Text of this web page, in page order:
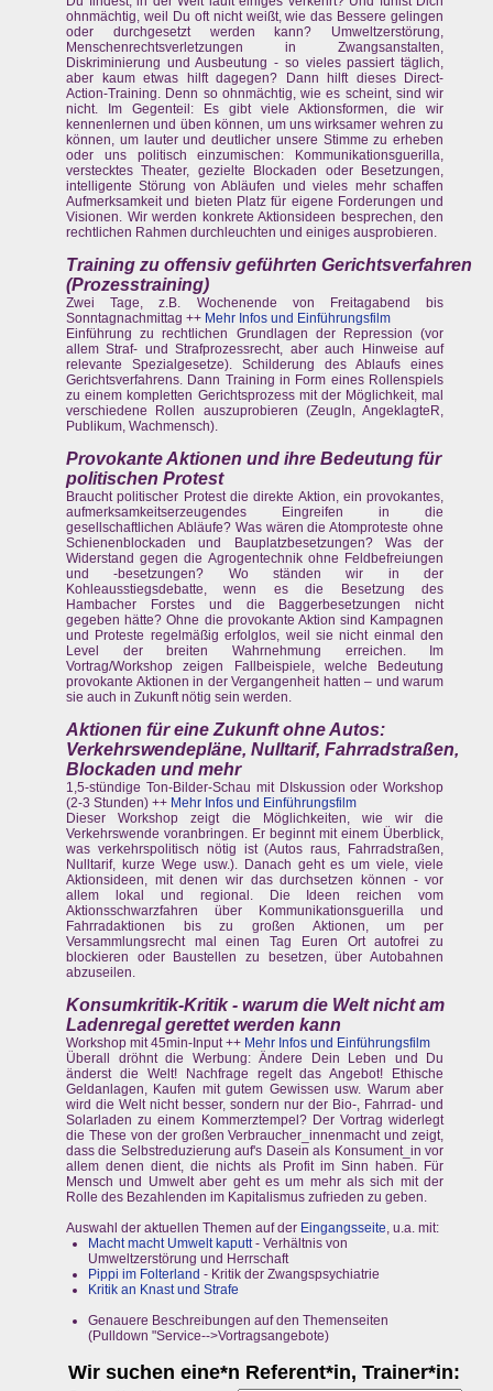
ohnmächtig, weil Du oft nicht weißt, wie das Bessere gelingen
oder durchgesetzt werden kann? Umweltzerstörung,
Menschenrechtsverletzungen in Zwangsanstalten,
Diskriminierung und Ausbeutung - so vieles passiert täglich,
aber kaum etwas hilft dagegen? Dann hilft dieses Direct-
Action-Training. Denn so ohnmächtig, wie es scheint, sind wir
nicht. Im Gegenteil: Es gibt viele Aktionsformen, die wir
kennenlernen und üben können, um uns wirksamer wehren zu
können, um lauter und deutlicher unsere Stimme zu erheben
oder uns politisch einzumischen: Kommunikationsguerilla,
verstecktes Theater, gezielte Blockaden oder Besetzungen,
intelligente Störung von Abläufen und vieles mehr schaffen
Aufmerksamkeit und bieten Platz für eigene Forderungen und
Visionen. Wir werden konkrete Aktionsideen besprechen, den
rechtlichen Rahmen durchleuchten und einiges ausprobieren.
Training zu offensiv geführten Gerichtsverfahren
(Prozesstraining)
Zwei Tage, z.B. Wochenende von Freitagabend bis
Sonntagnachmittag ++ Mehr Infos und Einführungsfilm
Einführung zu rechtlichen Grundlagen der Repression (vor
allem Straf- und Strafprozessrecht, aber auch Hinweise auf
relevante Spezialgesetze). Schilderung des Ablaufs eines
Gerichtsverfahrens. Dann Training in Form eines Rollenspiels
zu einem kompletten Gerichtsprozess mit der Möglichkeit, mal
verschiedene Rollen auszuprobieren (ZeugIn, AngeklagteR,
Publikum, Wachmensch).
Provokante Aktionen und ihre Bedeutung für
politischen Protest
Braucht politischer Protest die direkte Aktion, ein provokantes,
aufmerksamkeitserzeugendes Eingreifen in die
gesellschaftlichen Abläufe? Was wären die Atomproteste ohne
Schienenblockaden und Bauplatzbesetzungen? Was der
Widerstand gegen die Agrogentechnik ohne Feldbefreiungen
und -besetzungen? Wo ständen wir in der
Kohleausstiegsdebatte, wenn es die Besetzung des
Hambacher Forstes und die Baggerbesetzungen nicht
gegeben hätte? Ohne die provokante Aktion sind Kampagnen
und Proteste regelmäßig erfolglos, weil sie nicht einmal den
Level der breiten Wahrnehmung erreichen. Im
Vortrag/Workshop zeigen Fallbeispiele, welche Bedeutung
provokante Aktionen in der Vergangenheit hatten – und warum
sie auch in Zukunft nötig sein werden.
Aktionen für eine Zukunft ohne Autos:
Verkehrswendepläne, Nulltarif, Fahrradstraßen,
Blockaden und mehr
1,5-stündige Ton-Bilder-Schau mit DIskussion oder Workshop
(2-3 Stunden) ++ Mehr Infos und Einführungsfilm
Dieser Workshop zeigt die Möglichkeiten, wie wir die
Verkehrswende voranbringen. Er beginnt mit einem Überblick,
was verkehrspolitisch nötig ist (Autos raus, Fahrradstraßen,
Nulltarif, kurze Wege usw.). Danach geht es um viele, viele
Aktionsideen, mit denen wir das durchsetzen können - vor
allem lokal und regional. Die Ideen reichen vom
Aktionsschwarzfahren über Kommunikationsguerilla und
Fahrradaktionen bis zu großen Aktionen, um per
Versammlungsrecht mal einen Tag Euren Ort autofrei zu
blockieren oder Baustellen zu besetzen, über Autobahnen
abzuseilen.
Konsumkritik-Kritik - warum die Welt nicht am
Ladenregal gerettet werden kann
Workshop mit 45min-Input ++ Mehr Infos und Einführungsfilm
Überall dröhnt die Werbung: Ändere Dein Leben und Du
änderst die Welt! Nachfrage regelt das Angebot! Ethische
Geldanlagen, Kaufen mit gutem Gewissen usw. Warum aber
wird die Welt nicht besser, sondern nur der Bio-, Fahrrad- und
Solarladen zu einem Kommerztempel? Der Vortrag widerlegt
die These von der großen Verbraucher_innenmacht und zeigt,
dass die Selbstreduzierung auf's Dasein als Konsument_in vor
allem denen dient, die nichts als Profit im Sinn haben. Für
Mensch und Umwelt aber geht es um mehr als sich mit der
Rolle des Bezahlenden im Kapitalismus zufrieden zu geben.
Auswahl der aktuellen Themen auf der Eingangsseite, u.a. mit:
Macht macht Umwelt kaputt- Verhältnis von
Umweltzerstörung und Herrschaft
Pippi im Folterland - Kritik der Zwangspsychiatrie
Kritik an Knast und Strafe
Genauere Beschreibungen auf den Themenseiten
(Pulldown "Service-->Vortragsangebote)